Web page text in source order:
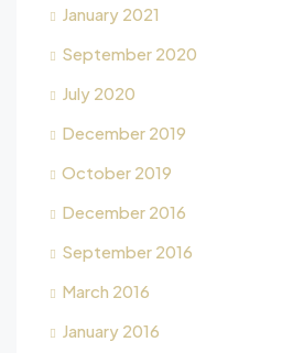
January 2021
September 2020
July 2020
December 2019
October 2019
December 2016
September 2016
March 2016
January 2016